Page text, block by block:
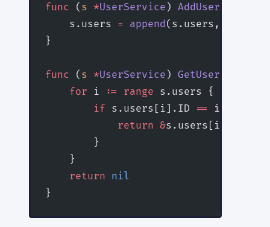
func ( s *UserService ) AddUser
    s.users
= append(s.users, user)
}
func ( s *UserService ) GetUser
    for
i := range s.users {
        if
s.users[i].ID == id {
            return
&s.users[i]
        }
    }
    return
nil
}